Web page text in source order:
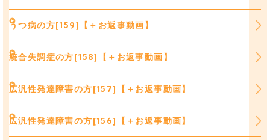
うつ病の方[159]【＋お返事動画】
統合失調症の方[158]【＋お返事動画】
広汎性発達障害の方[157]【＋お返事動画】
広汎性発達障害の方[156]【＋お返事動画】